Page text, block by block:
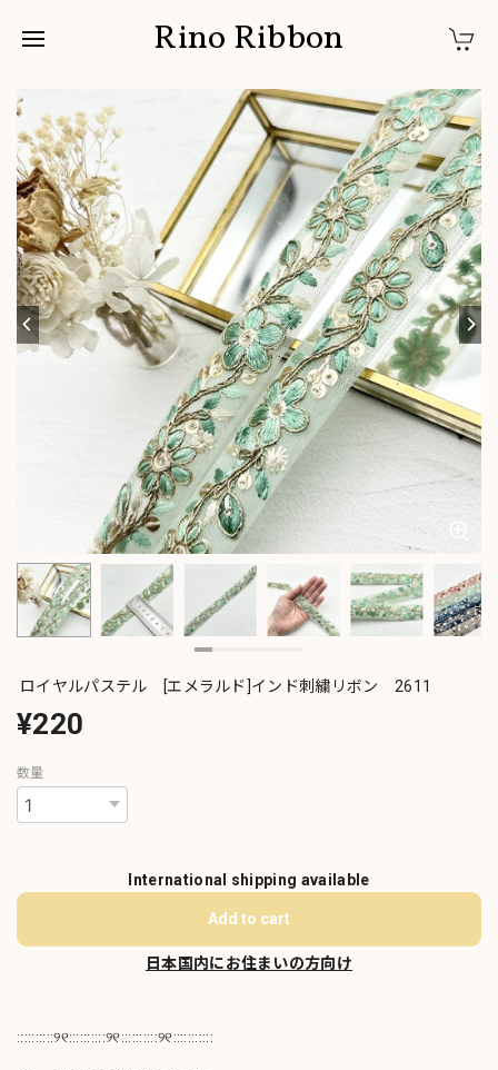
Rino Ribbon
ロイヤルパステル [エメラルド]インド刺繍リボン 2611
¥220
数量
International shipping available
Add to cart
日本国内にお住まいの方向け
::::::::::୨୧::::::::::୨୧::::::::::୨୧:::::::::::